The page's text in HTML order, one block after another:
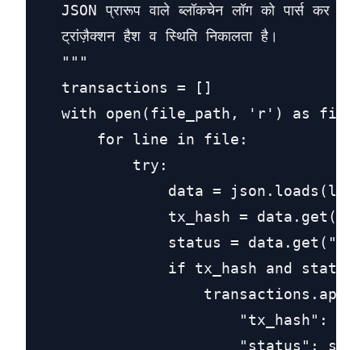
    JSON प्रारूप वाले ब्लॉकचेन लॉग को पार्स कर
    ट्रांज़ैक्शन हैश व स्थिति निकालता है।
    """
    transactions = []
with open(file_path, 'r') as
        for line in file:
            try:
data =
tx_hash =
status =
if tx_hash and
"tx_hash":
"status":